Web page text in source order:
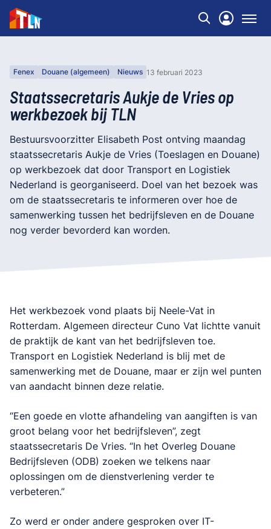
Fenex Douane (algemeen) Nieuws 13 februari 2023
Staatssecretaris Aukje de Vries op
werkbezoek bij TLN
Bestuursvoorzitter Elisabeth Post ontving maandag
staatssecretaris Aukje de Vries (Toeslagen en Douane)
op werkbezoek dat door Transport en Logistiek
Nederland is georganiseerd. Doel van het bezoek was
om de staatssecretaris te informeren over hoe de
samenwerking tussen het bedrijfsleven en de Douane
nog verder bevorderd kan worden.
Het werkbezoek vond plaats bij Neele-Vat in
Rotterdam. Algemeen directeur Cuno Vat lichtte vanuit
de praktijk de kant van het bedrijfsleven toe.
Transport en Logistiek Nederland is blij met de
samenwerking met de Douane, maar er zijn wel punten
van aandacht binnen deze relatie.
“Een goede en vlotte afhandeling van aangiften is van
groot belang voor het bedrijfsleven”, zegt
staatssecretaris De Vries. “In het Overleg Douane
Bedrijfsleven (ODB) zoeken we telkens naar
oplossingen om de dienstverlening verder te
verbeteren.”
Zo werd er onder andere gesproken over IT-